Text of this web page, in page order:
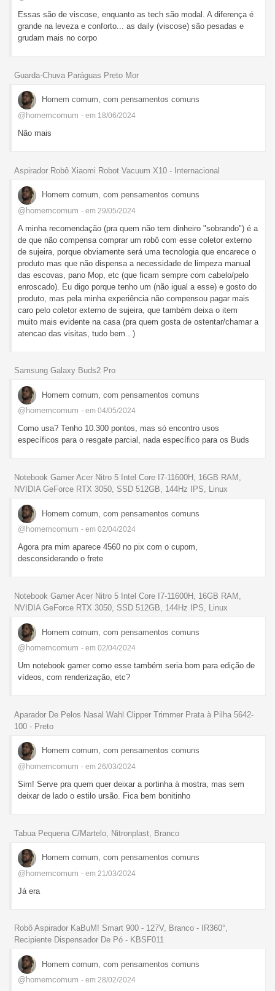
Essas são de viscose, enquanto as tech são modal. A diferença é
grande na leveza e conforto... as daily (viscose) são pesadas e
grudam mais no corpo
Guarda-Chuva Paráguas Preto Mor
Homem comum, com pensamentos comuns
@homemcomum - em 18/06/2024
Não mais
Aspirador Robô Xiaomi Robot Vacuum X10 - Internacional
Homem comum, com pensamentos comuns
@homemcomum - em 29/05/2024
A minha recomendação (pra quem não tem dinheiro "sobrando") é a
de que não compensa comprar um robô com esse coletor externo
de sujeira, porque obviamente será uma tecnologia que encarece o
produto mas que não dispensa a necessidade de limpeza manual
das escovas, pano Mop, etc (que ficam sempre com cabelo/pelo
enroscado). Eu digo porque tenho um (não igual a esse) e gosto do
produto, mas pela minha experiência não compensou pagar mais
caro pelo coletor externo de sujeira, que também deixa o item
muito mais evidente na casa (pra quem gosta de ostentar/chamar a
atencao das visitas, tudo bem...)
Samsung Galaxy Buds2 Pro
Homem comum, com pensamentos comuns
@homemcomum - em 04/05/2024
Como usa? Tenho 10.300 pontos, mas só encontro usos
específicos para o resgate parcial, nada específico para os Buds
Notebook Gamer Acer Nitro 5 Intel Core I7-11600H, 16GB RAM,
NVIDIA GeForce RTX 3050, SSD 512GB, 144Hz IPS, Linux
Homem comum, com pensamentos comuns
@homemcomum - em 02/04/2024
Agora pra mim aparece 4560 no pix com o cupom,
desconsiderando o frete
Notebook Gamer Acer Nitro 5 Intel Core I7-11600H, 16GB RAM,
NVIDIA GeForce RTX 3050, SSD 512GB, 144Hz IPS, Linux
Homem comum, com pensamentos comuns
@homemcomum - em 02/04/2024
Um notebook gamer como esse também seria bom para edição de
vídeos, com renderização, etc?
Aparador De Pelos Nasal Wahl Clipper Trimmer Prata à Pilha 5642-
100 - Preto
Homem comum, com pensamentos comuns
@homemcomum - em 26/03/2024
Sim! Serve pra quem quer deixar a portinha à mostra, mas sem
deixar de lado o estilo ursão. Fica bem bonitinho
Tabua Pequena C/Martelo, Nitronplast, Branco
Homem comum, com pensamentos comuns
@homemcomum - em 21/03/2024
Já era
Robô Aspirador KaBuM! Smart 900 - 127V, Branco - IR360°,
Recipiente Dispensador De Pó - KBSF011
Homem comum, com pensamentos comuns
@homemcomum - em 28/02/2024